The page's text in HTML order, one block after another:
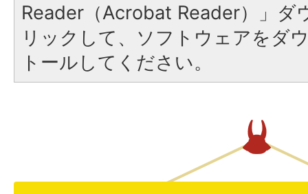
Reader（Acrobat Reader）」ダ
リックして、ソフトウェアをダ
トールしてください。